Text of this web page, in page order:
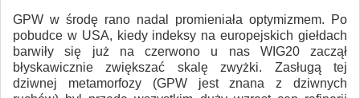
GPW w środę rano nadal promieniała optymizmem. Po
pobudce w USA, kiedy indeksy na europejskich giełdach
barwiły się już na czerwono u nas WIG20 zaczął
błyskawicznie zwiększać skalę zwyżki. Zasługą tej
dziwnej metamorfozy (GPW jest znana z dziwnych